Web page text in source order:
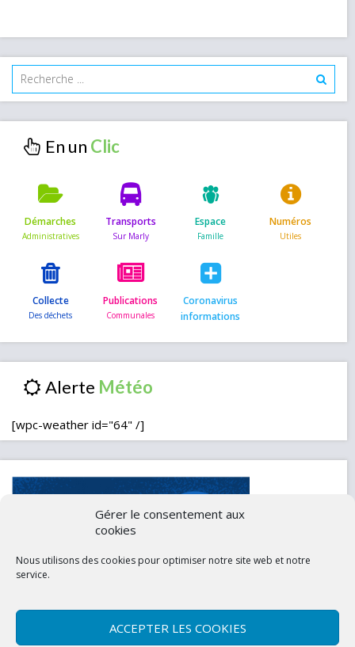
Gérer le consentement aux
cookies
Nous utilisons des cookies pour optimiser notre site web et notre
service.
ACCEPTER LES COOKIES
En un
Démarches Transports Espace Numéros
Collecte Publications
Coronavirus
informations
Alerte
[wpc-weather id="64" /]